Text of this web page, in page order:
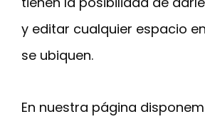
y editar cualquier espacio
se ubiquen.
En nuestra página